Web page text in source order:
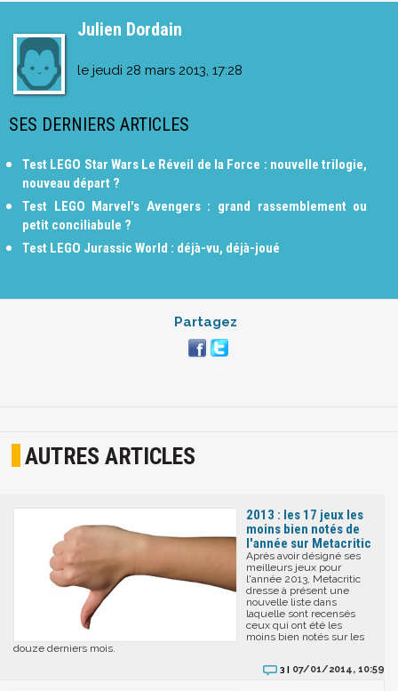
Julien Dordain
le jeudi 28 mars 2013, 17:28
SES DERNIERS ARTICLES
Test LEGO Star Wars Le Réveil de la Force : nouvelle trilogie,
nouveau départ ?
Test LEGO Marvel's Avengers : grand rassemblement ou
petit conciliabule ?
Test LEGO Jurassic World : déjà-vu, déjà-joué
Partagez
AUTRES ARTICLES
2013 : les 17 jeux les
moins bien notés de
l'année sur Metacritic
Après avoir désigné ses
meilleurs jeux pour
l'année 2013, Metacritic
dresse à présent une
nouvelle liste dans
laquelle sont recensés
ceux qui ont été les
moins bien notés sur les
douze derniers mois.
3 | 07/01/2014, 10:59